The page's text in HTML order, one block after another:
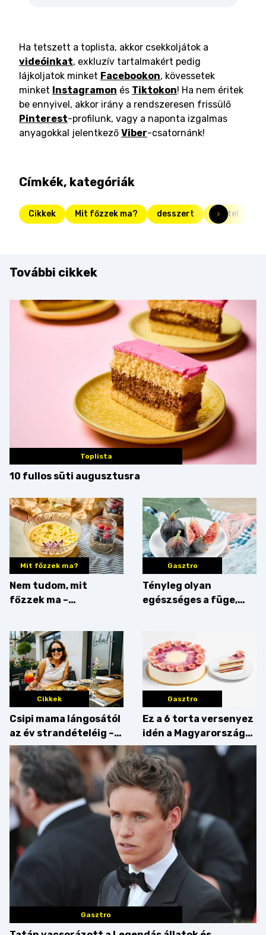
Ha tetszett a toplista, akkor csekkoljátok a
videóinkat, exkluzív tartalmakért pedig
lájkoljatok minket Facebookon, kövessetek
minket Instagramon és Tiktokon! Ha nem éritek
be ennyivel, akkor irány a rendszeresen frissülő
Pinterest-profilunk, vagy a naponta izgalmas
anyagokkal jelentkező Viber-csatornánk!
Címkék, kategóriák
Cikkek Mit főzzek ma? desszert főétel
További cikkek
Toplista
10 fullos süti augusztusra
Mit főzzek ma?
Nem tudom, mit
főzzek ma –
Gasztro
Tényleg olyan
egészséges a füge,
Cikkek
Csipi mama lángosától
az év strandételéig –
idén is felzabáltuk a
Balaton déli partját
Gasztro
Ez a 6 torta versenyez
idén a Magyarország
tortája címért
Gasztro